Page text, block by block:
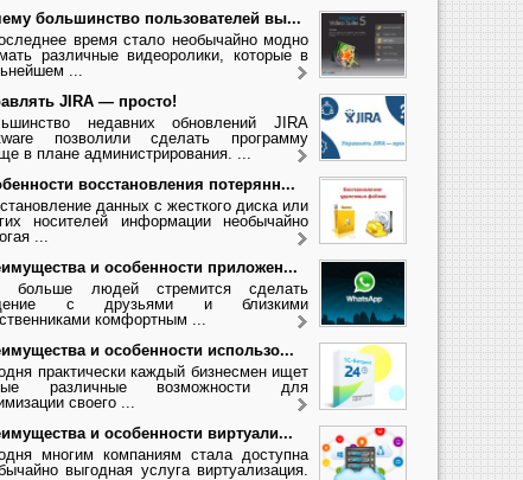
большинство пользователей вы...
время стало необычайно модно
различные видеоролики, которые в
...
JIRA — просто!
недавних обновлений JIRA
позволили сделать программу
в плане администрирования. ...
восстановления потерянн...
данных с жесткого диска или
носителей информации необычайно
...
и особенности приложен...
больше людей стремится сделать
с друзьями и близкими
комфортным ...
и особенности использо...
практически каждый бизнесмен ищет
различные возможности для
своего ...
и особенности виртуали...
многим компаниям стала доступна
выгодная услуга виртуализация.